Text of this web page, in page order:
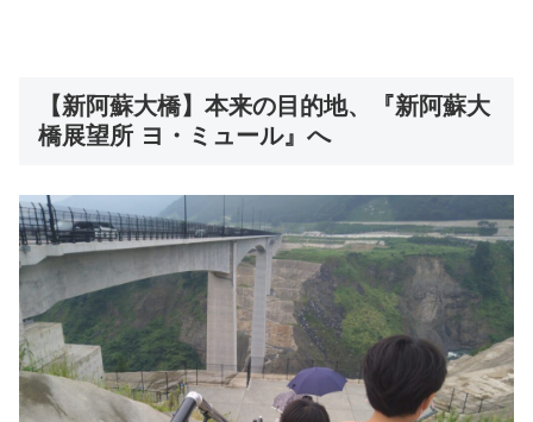
【新阿蘇大橋】本来の目的地、『新阿蘇大
橋展望所 ヨ・ミュール』へ